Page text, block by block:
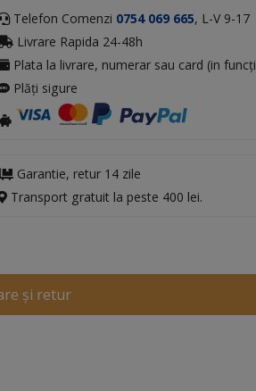
Telefon Comenzi 0754 069 665, L-V 9-17
Livrare Rapida 24-48h
Plata la livrare, numerar sau card (in
Plăți sigure
Garantie, retur 14 zile
Transport gratuit la peste 400 lei.
și retur